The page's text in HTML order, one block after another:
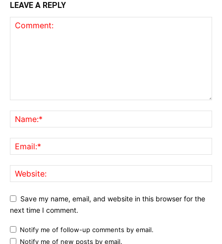
LEAVE A REPLY
Save my name, email, and website in this browser for the
next time I comment.
Notify me of follow-up comments by email.
Notify me of new posts by email.